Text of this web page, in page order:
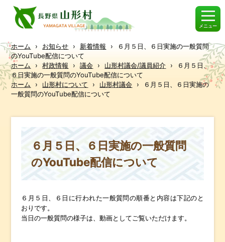
メニュー
ホーム › お知らせ › 新着情報 ›
６月５日、６日実施の一般質問
のYouTube配信について
ホーム
› 村政情報 › 議会 › 山形村議会/議員紹介 ›
６月５日、
６日実施の一般質問のYouTube配信について
ホーム
› 山形村について › 山形村議会 ›
６月５日、６日実施の
一般質問のYouTube配信について
６月５日、６日実施の一般質問
のYouTube配信について
６月５日、６日に行われた一般質問の順番と内容は下記のと
おりです。
当日の一般質問の様子は、動画としてご覧いただけます。